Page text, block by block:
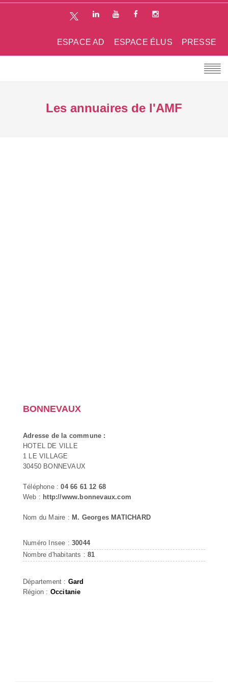
PRESSE
ESPACE ÉLUS
ESPACE AD
Les annuaires de l'AMF
BONNEVAUX
Adresse de la commune :
HOTEL DE VILLE
1 LE VILLAGE
30450 BONNEVAUX
Téléphone :04 66 61 12 68
Web : http://www.bonnevaux.com
Nom du Maire : M. Georges MATICHARD
Numéro Insee : 30044
Nombre d'habitants :81
Département : Gard
Région : Occitanie